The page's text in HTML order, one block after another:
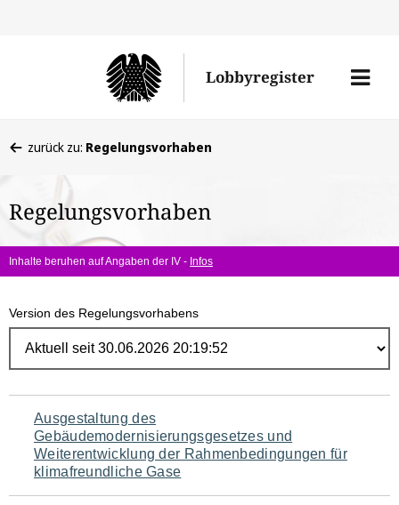
Lobbyregister
Menü
befinden
hier:
zurück zu: Regelungsvorhaben
Regelungsvorhaben
Inhalte beruhen auf Angaben der IV - Infos
Version des Regelungsvorhabens
Navigation
für
den
Ausgestaltung des
Gebäudemodernisierungsgesetzes und
Weiterentwicklung der Rahmenbedingungen für
klimafreundliche Gase